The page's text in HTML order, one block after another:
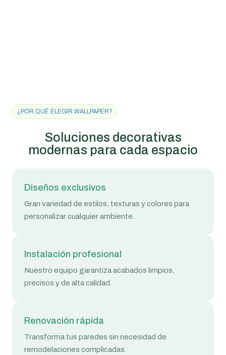
¿POR QUÉ ELEGIR WALLPAPER?
Soluciones decorativas
modernas para cada espacio
Diseños exclusivos
Gran variedad de estilos, texturas y colores para
personalizar cualquier ambiente.
Instalación profesional
Nuestro equipo garantiza acabados limpios,
precisos y de alta calidad.
Renovación rápida
Transforma tus paredes sin necesidad de
remodelaciones complicadas.